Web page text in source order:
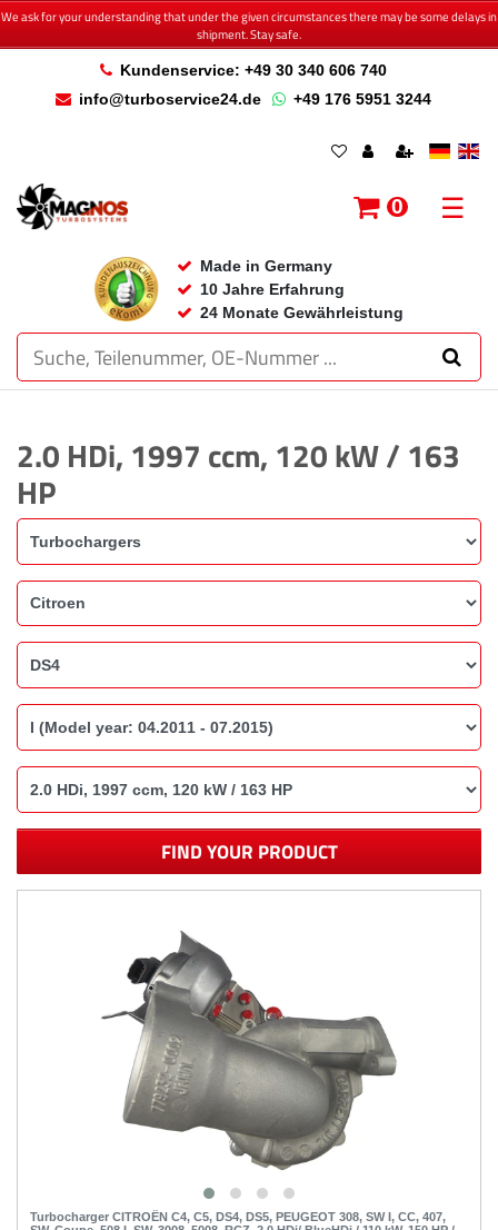
We ask for your understanding that under the given circumstances there may be some delays in
shipment. Stay safe.
Kundenservice: +49 30 340 606 740
info@turboservice24.de
+49 176 5951 3244
Made in Germany
10 Jahre Erfahrung
24 Monate Gewährleistung
0 ☰
2.0 HDi, 1997 ccm, 120 kW / 163
HP
FIND YOUR PRODUCT
Turbocharger CITROËN C4, C5, DS4, DS5, PEUGEOT 308, SW I, CC, 407,